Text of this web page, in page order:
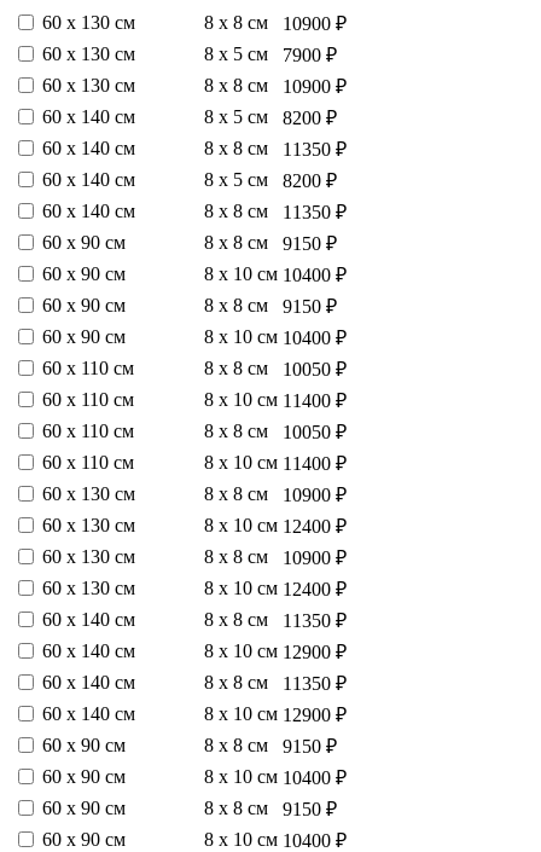
60 х 130 см
8 х 8 см
10900 ₽
60 х 130 см
8 х 5 см
7900 ₽
60 х 130 см
8 х 8 см
10900 ₽
60 х 140 см
8 х 5 см
8200 ₽
60 х 140 см
8 х 8 см
11350 ₽
60 х 140 см
8 х 5 см
8200 ₽
60 х 140 см
8 х 8 см
11350 ₽
60 х 90 см
8 х 8 см
9150 ₽
60 х 90 см
8 х 10 см 10400 ₽
60 х 90 см
8 х 8 см
9150 ₽
60 х 90 см
8 х 10 см 10400 ₽
60 х 110 см
8 х 8 см
10050 ₽
60 х 110 см
8 х 10 см 11400 ₽
60 х 110 см
8 х 8 см
10050 ₽
60 х 110 см
8 х 10 см 11400 ₽
60 х 130 см
8 х 8 см
10900 ₽
60 х 130 см
8 х 10 см 12400 ₽
60 х 130 см
8 х 8 см
10900 ₽
60 х 130 см
8 х 10 см 12400 ₽
60 х 140 см
8 х 8 см
11350 ₽
60 х 140 см
8 х 10 см 12900 ₽
60 х 140 см
8 х 8 см
11350 ₽
60 х 140 см
8 х 10 см 12900 ₽
60 х 90 см
8 х 8 см
9150 ₽
60 х 90 см
8 х 10 см 10400 ₽
60 х 90 см
8 х 8 см
9150 ₽
60 х 90 см
8 х 10 см 10400 ₽